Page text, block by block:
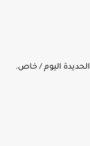
اليوم / خاص.